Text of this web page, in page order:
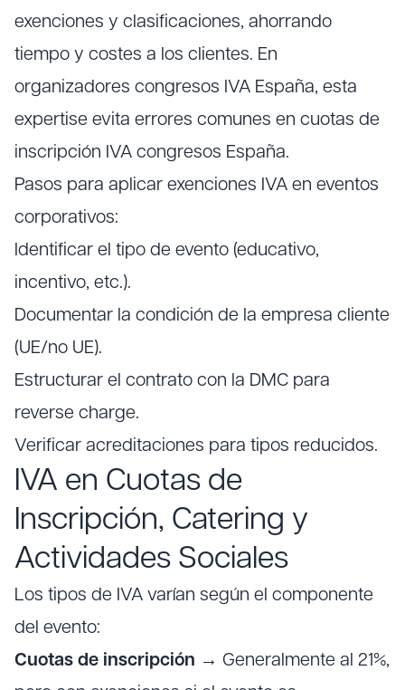
exenciones y clasificaciones, ahorrando
tiempo y costes a los clientes. En
organizadores congresos IVA España, esta
expertise evita errores comunes en cuotas de
inscripción IVA congresos España.
Pasos para aplicar exenciones IVA en eventos
corporativos:
Identificar el tipo de evento (educativo,
incentivo, etc.).
Documentar la condición de la empresa cliente
(UE/no UE).
Estructurar el contrato con la DMC para
reverse charge.
Verificar acreditaciones para tipos reducidos.
IVA en Cuotas de
Inscripción, Catering y
Actividades Sociales
Los tipos de IVA varían según el componente
del evento:
Cuotas de inscripción → Generalmente al 21%,